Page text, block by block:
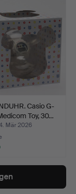
Casio G-
Toy, 30…
Mär 2026